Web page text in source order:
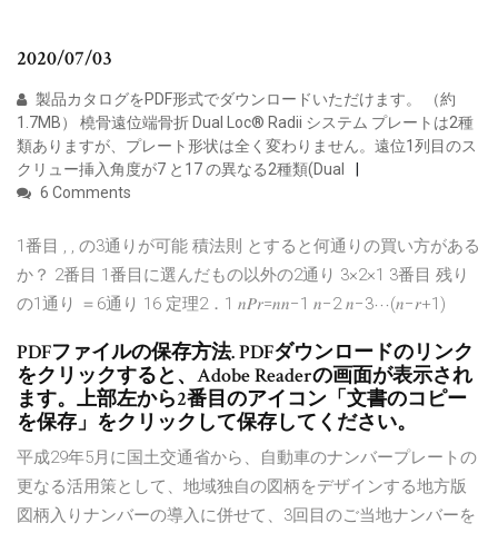
2020/07/03
製品カタログをPDF形式でダウンロードいただけます。 （約
1.7MB） 橈骨遠位端骨折 Dual Loc® Radii システム プレートは2種
類ありますが、プレート形状は全く変わりません。遠位1列目のス
クリュー挿入角度が7 と17 の異なる2種類(Dual
6 Comments
1番目 , , の3通りが可能 積法則 とすると何通りの買い方がある
か？ 2番目 1番目に選んだもの以外の2通り 3×2×1 3番目 残り
の1通り ＝6通り 16 定理2．1 𝑛𝑃𝑟=𝑛𝑛−1 𝑛−2 𝑛−3⋯(𝑛−𝑟+1)
PDFファイルの保存方法. PDFダウンロードのリンク
をクリックすると、Adobe Readerの画面が表示され
ます。上部左から2番目のアイコン「文書のコピー
を保存」をクリックして保存してください。
平成29年5月に国土交通省から、自動車のナンバープレートの
更なる活用策として、地域独自の図柄をデザインする地方版
図柄入りナンバーの導入に併せて、3回目のご当地ナンバーを